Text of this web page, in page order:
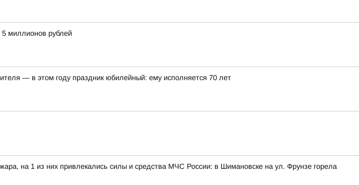
5 миллионов рублей
— в этом году праздник юбилейный: ему исполняется 70 лет
на 1 из них привлекались силы и средства МЧС России: в Шимановске на ул. Фрунзе горела